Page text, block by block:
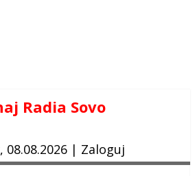
Radia Sovo
08.08.2026 | Zaloguj